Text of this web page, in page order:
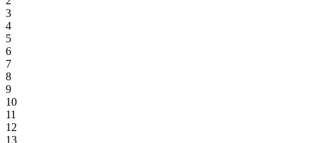
3
4
5
6
7
8
9
10
11
12
13